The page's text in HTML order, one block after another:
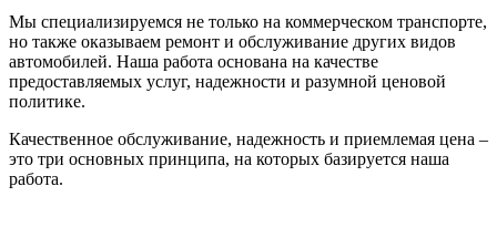
Мы специализируемся не только на коммерческом транспорте,
но также оказываем ремонт и обслуживание других видов
автомобилей. Наша работа основана на качестве
предоставляемых услуг, надежности и разумной ценовой
политике.
Качественное обслуживание, надежность и приемлемая цена –
это три основных принципа, на которых базируется наша
работа.